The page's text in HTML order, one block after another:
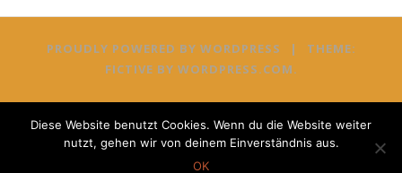
PROUDLY POWERED BY WORDPRESS |
THEME:
FICTIVE BY WORDPRESS.COM.
Diese Website benutzt Cookies. Wenn du die Website weiter
nutzt, gehen wir von deinem Einverständnis aus.
OK